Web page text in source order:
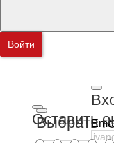
Войти
Выбрать
Оставить